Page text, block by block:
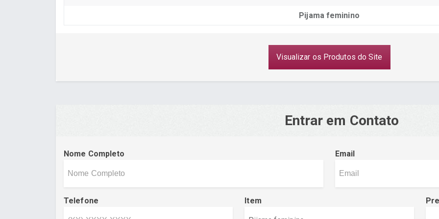
Pijama feminino
Visualizar os Produtos do Site
Entrar em Contato
Nome Completo Email
Telefone Item